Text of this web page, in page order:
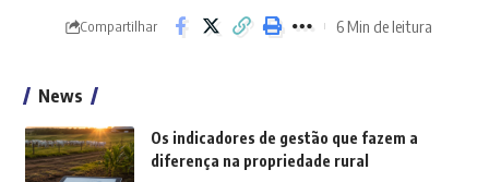
Compartilhar 6 Min de leitura
News
Os indicadores de gestão que fazem a
diferença na propriedade rural